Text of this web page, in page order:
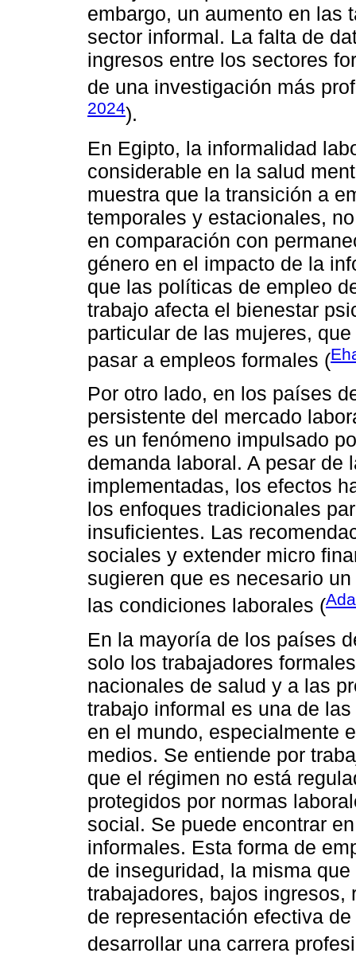
embargo, un aumento en las
sector informal. La falta de
ingresos entre los sectores
de una investigación más
2024).
En Egipto, la informalidad
considerable en la salud
muestra que la transición a
temporales y estacionales,
en comparación con
género en el impacto de la
que las políticas de empleo
trabajo afecta el bienestar
particular de las mujeres,
pasar a empleos formales (
Por otro lado, en los países
persistente del mercado
es un fenómeno impulsado
demanda laboral. A pesar
implementadas, los efectos
los enfoques tradicionales
insuficientes. Las
sociales y extender micro
sugieren que es necesario
las condiciones laborales (
En la mayoría de los países
solo los trabajadores
nacionales de salud y a las
trabajo informal es una de
en el mundo, especialmente
medios. Se entiende por
que el régimen no está
protegidos por normas
social. Se puede encontrar
informales. Esta forma de
de inseguridad, la misma
trabajadores, bajos ingresos,
de representación efectiva
desarrollar una carrera